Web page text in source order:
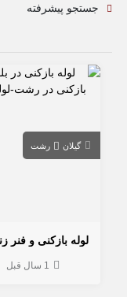
جستجو پیشرفته
گیلان رشت
لوله بازکنی و
1 سال قبل